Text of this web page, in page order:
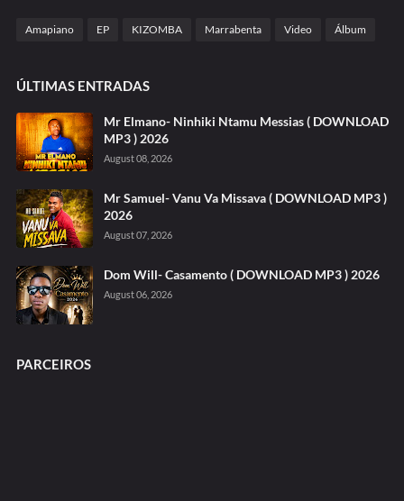
Amapiano EP KIZOMBA Marrabenta Video Álbum
ÚLTIMAS ENTRADAS
Mr Elmano- Ninhiki Ntamu Messias ( DOWNLOAD
MP3 ) 2026
August 08, 2026
Mr Samuel- Vanu Va Missava ( DOWNLOAD MP3 )
2026
August 07, 2026
Dom Will- Casamento ( DOWNLOAD MP3 ) 2026
August 06, 2026
PARCEIROS